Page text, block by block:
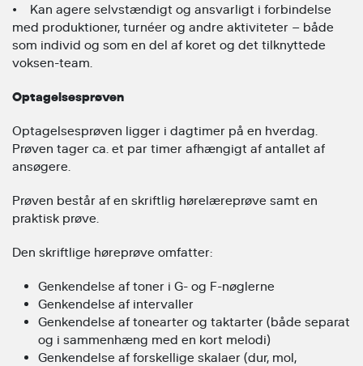
• Kan agere selvstændigt og ansvarligt i forbindelse
med produktioner, turnéer og andre aktiviteter – både
som individ og som en del af koret og det tilknyttede
voksen-team.
Optagelsesprøven
Optagelsesprøven ligger i dagtimer på en hverdag.
Prøven tager ca. et par timer afhængigt af antallet af
ansøgere.
Prøven består af en skriftlig hørelæreprøve samt en
praktisk prøve.
Den skriftlige høreprøve omfatter:
Genkendelse af toner i G- og F-nøglerne
Genkendelse af intervaller
Genkendelse af tonearter og taktarter (både separat
og i sammenhæng med en kort melodi)
Genkendelse af forskellige skalaer (dur, mol,